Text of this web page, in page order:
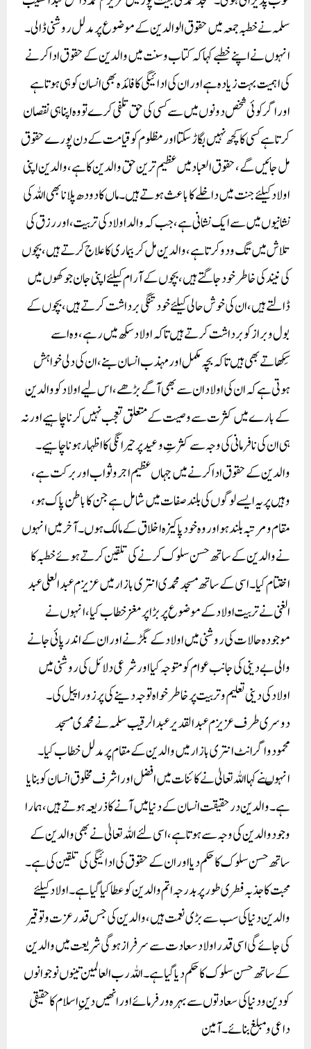
سلمہ نے خطبہ جمعہ میں حقوق الوالدین کے موضوع پر مدلل روشنی ڈالی۔
انہوں نے اپنے خطبے کہا کہ کتاب و سنت میں والدین کے حقوق ادا کرنے
کی اہمیت بہت زیادہ ہے اور ان کی ادائیگی کا فائدہ بھی انسان کو ہی ہوتا ہے
اور اگر کوئی شخص دونوں میں سے کسی کی حق تلفی کرے تو وہ اپنا ہی نقصان
کرتا ہے کسی کا کچھ نہیں بگاڑ سکتا اور مظلوم کو قیامت کے دن پورے حقوق
مل جائیں گے، حقوق العباد میں عظیم ترین حق والدین کا ہے، والدین اپنی
اولاد کیلئے جنت میں داخلے کا باعث ہوتے ہیں۔ ماں کا دودھ پلانا بھی اللہ کی
نشانیوں میں سے ایک نشانی ہے، جب کہ والد اولاد کی تربیت، اور رزق کی
تلاش میں تگ و دو کرتا ہے، والدین مل کر بیماری کا علاج کرتے ہیں، بچوں
کی نیند کی خاطر خود جاگتے ہیں، بچوں کے آرام کیلئے اپنی جان جوکھوں میں
ڈالتے ہیں، ان کی خوش حالی کیلئے خود تنگی برداشت کرتے ہیں، بچوں کے
بول و براز کو برداشت کرتے ہیں تاکہ اولاد سکھ میں رہے، وہ اسے
سِکھاتے بھی ہیں تاکہ بچہ مکمل اور مہذب انسان بنے، ان کی دلی خواہش
ہوتی ہے کہ ان کی اولاد ان سے بھی آگے بڑھے، اس لیے اولاد کو والدین
کے بارے میں کثرت سے وصیت کے متعلق تعجب نہیں کرنا چاہیے اور نہ
ہی ان کی نافرمانی کی وجہ سے کثرتِ وعید پر حیرانگی کا اظہار ہونا چاہیے۔
والدین کے حقوق ادا کرنے میں جہاں عظیم اجر و ثواب اور برکت ہے،
وہیں پر یہ ایسے لوگوں کی بلند صفات میں شامل ہے جن کا باطن پاک ہو،
مقام و مرتبہ بلند ہو اور وہ خود پاکیزہ اخلاق کے مالک ہوں۔ آخر میں انہوں
نے والدین کے ساتھ حسن سلوک کرنے کی تلقین کرتے ہوئے خطبہ کا
اختتام کیا۔اسی کے ساتھ مسجد محمدی انتری بازار میں عزیزم عبد العلی عبد
الغنی نے تربیت اولاد کے موضوع پر بڑا پر مغز خطاب کیا، انہوں نے
موجودہ حالات کی روشنی میں اولاد کے بگڑنے اور ان کے اندر پائی جانے
والی بے دینی کی جانب عوام کو متوجہ کیا اور شرعی دلائل کی روشنی میں
اولاد کی دینی تعلیم و تربیت پر خاطر خواہ توجہ دینے کی پر زور اپیل کی۔
دوسری طرف عزیزم عبدالقدیر عبدالرقیب سلمہ نے محمد ی مسجد
محمودواگرانٹ انتری بازار میں والدین کے مقام پر مدلل خطاب کیا ۔
انہوںنے کہا اللہ تعالیٰ نے کائنات میں افضل اور اشرف مخلوق انسان کو بنایا
ہے۔ والدین درحقیقت انسان کے دنیا میں آنے کا ذریعہ ہوتے ہیں،ہمارا
وجود والدین کی وجہ سے ہوتا ہے ، اسی لئے اللہ تعالیٰ نے بھی والدین کے
ساتھ حسن سلوک کا حکم دیا اور ان کے حقوق کی ادائیگی کی تلقین کی ہے۔
محبت کا جذبہ فطری طور پر بدرجہ اتم والدین کو عطا کیا گیا ہے۔اولاد کیلئے
والدین دنیا کی سب سے بڑی نعمت ہیں،والدین کی جس قدر عزت و توقیر
کی جائے گی اسی قدر اولاد سعادت سے سرفراز ہوگی شریعت میں والدین
کے ساتھ حسن سلوک کا حکم دیا گیا ہے۔ اللہ رب العالمین تینوں نوجوانوں
کو دین و دنیا کی سعادتوں سے بہرہ ور فرمائے اور انھیں دینِ اسلام کا حقیقی
داعی و مبلغ بنائے۔ آمین